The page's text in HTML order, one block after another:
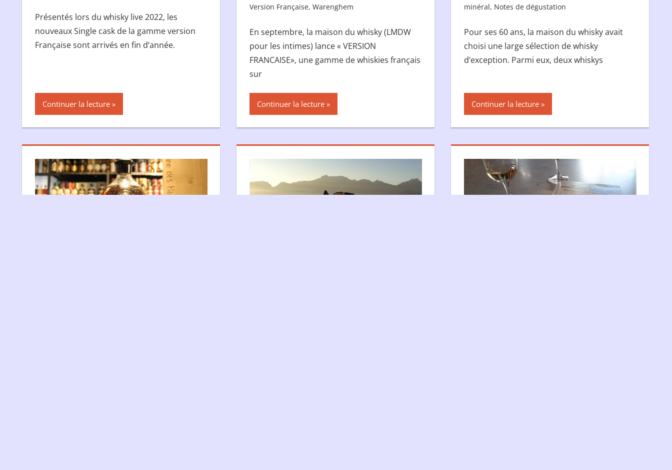
Présentés lors du whisky live 2022, les
nouveaux Single cask de la gamme version
Française sont arrivés en fin d’année.
Continuer la lecture
Version Française, Warenghem
En septembre, la maison du whisky (LMDW
pour les intimes) lance « VERSION
FRANCAISE», une gamme de whiskies français
sur
Continuer la lecture
minéral, Notes de dégustation
Pour ses 60 ans, la maison du whisky avait
choisi une large sélection de whisky
d’exception. Parmi eux, deux whiskys
Continuer la lecture